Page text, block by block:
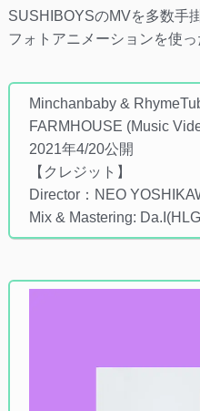
SUSHIBOYSのMVを多数手
フォトアニメーションを使っ
Minchanbaby &
FARMHOUSE (Music
2021年4/20公開
【クレジット】
Director：NEO
Mix & Mastering: